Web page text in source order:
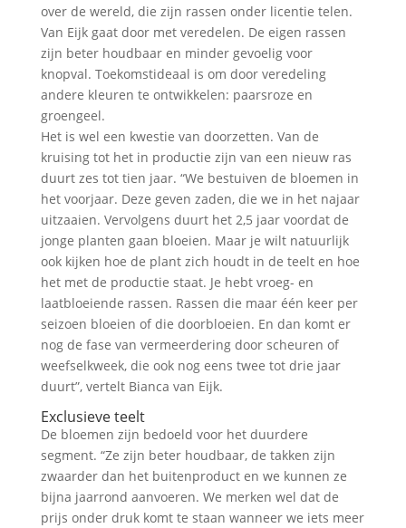
over de wereld, die zijn rassen onder licentie telen.
Van Eijk gaat door met veredelen. De eigen rassen
zijn beter houdbaar en minder gevoelig voor
knopval. Toekomstideaal is om door veredeling
andere kleuren te ontwikkelen: paarsroze en
groengeel.
Het is wel een kwestie van doorzetten. Van de
kruising tot het in productie zijn van een nieuw ras
duurt zes tot tien jaar. “We bestuiven de bloemen in
het voorjaar. Deze geven zaden, die we in het najaar
uitzaaien. Vervolgens duurt het 2,5 jaar voordat de
jonge planten gaan bloeien. Maar je wilt natuurlijk
ook kijken hoe de plant zich houdt in de teelt en hoe
het met de productie staat. Je hebt vroeg- en
laatbloeiende rassen. Rassen die maar één keer per
seizoen bloeien of die doorbloeien. En dan komt er
nog de fase van vermeerdering door scheuren of
weefselkweek, die ook nog eens twee tot drie jaar
duurt”, vertelt Bianca van Eijk.
Exclusieve teelt
De bloemen zijn bedoeld voor het duurdere
segment. “Ze zijn beter houdbaar, de takken zijn
zwaarder dan het buitenproduct en we kunnen ze
bijna jaarrond aanvoeren. We merken wel dat de
prijs onder druk komt te staan wanneer we iets meer